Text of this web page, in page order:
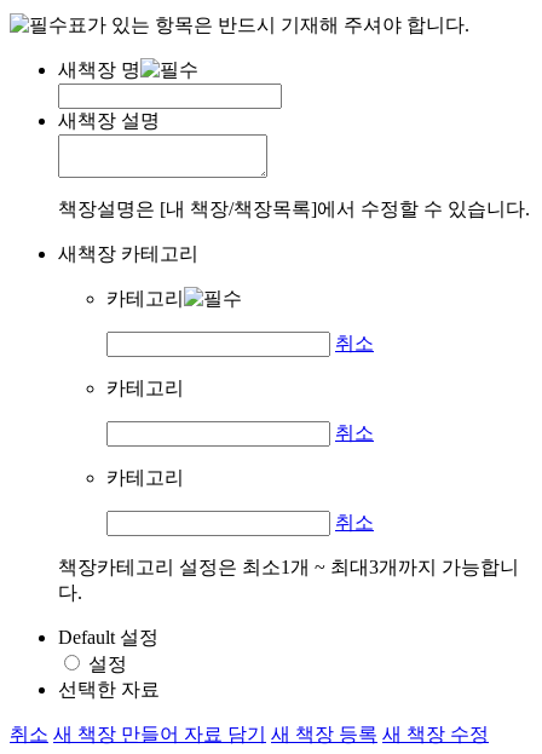
표가 있는 항목은 반드시 기재해 주셔야 합니다.
새책장 명
새책장 설명
책장설명은 [내 책장/책장목록]에서 수정할 수 있습니다.
새책장 카테고리
카테고리
취소
카테고리
취소
카테고리
취소
책장카테고리 설정은 최소1개 ~ 최대3개까지 가능합니
다.
Default 설정
설정
선택한 자료
취소 새 책장 만들어 자료 담기 새 책장 등록 새 책장 수정